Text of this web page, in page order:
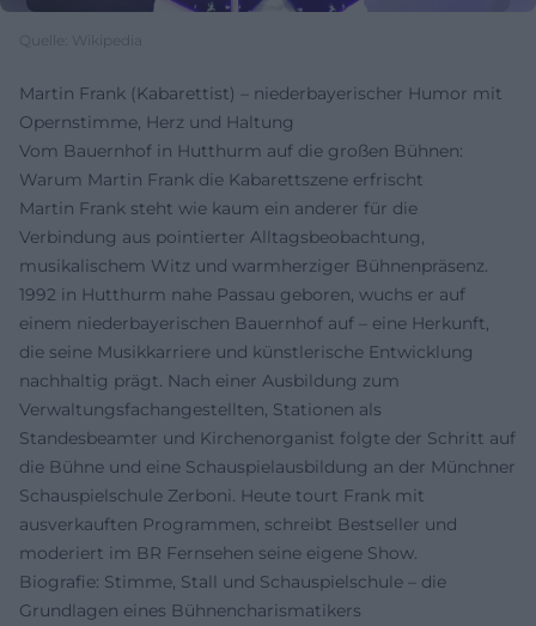
Quelle: Wikipedia
Martin Frank (Kabarettist) – niederbayerischer Humor mit
Opernstimme, Herz und Haltung
Vom Bauernhof in Hutthurm auf die großen Bühnen:
Warum Martin Frank die Kabarettszene erfrischt
Martin Frank steht wie kaum ein anderer für die
Verbindung aus pointierter Alltagsbeobachtung,
musikalischem Witz und warmherziger Bühnenpräsenz.
1992 in Hutthurm nahe Passau geboren, wuchs er auf
einem niederbayerischen Bauernhof auf – eine Herkunft,
die seine Musikkarriere und künstlerische Entwicklung
nachhaltig prägt. Nach einer Ausbildung zum
Verwaltungsfachangestellten, Stationen als
Standesbeamter und Kirchenorganist folgte der Schritt auf
die Bühne und eine Schauspielausbildung an der Münchner
Schauspielschule Zerboni. Heute tourt Frank mit
ausverkauften Programmen, schreibt Bestseller und
moderiert im BR Fernsehen seine eigene Show.
Biografie: Stimme, Stall und Schauspielschule – die
Grundlagen eines Bühnencharismatikers